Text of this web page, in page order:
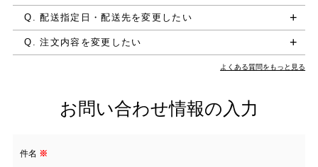
Q. 配送指定日・配送先を変更したい
Q. 注文内容を変更したい
よくある質問をもっと見る
お問い合わせ情報の入力
件名 ※